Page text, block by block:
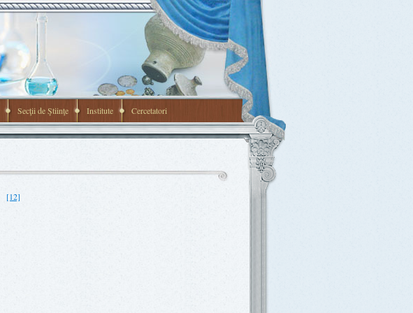
Secţii de Ştiinţe Institute Cercetatori
[12]